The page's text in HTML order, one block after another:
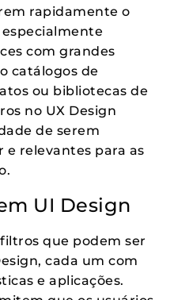
rapidamente o
com grandes
catálogos de
ou bibliotecas de
no UX Design
de serem
e relevantes para as
UI Design
que podem ser
cada um com
e aplicações.